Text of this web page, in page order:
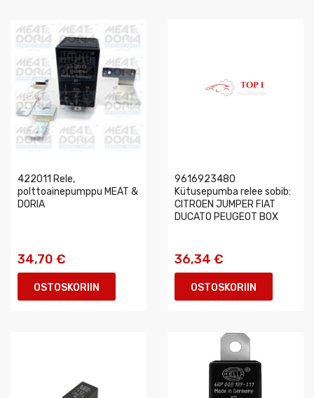
422011 Rele,
polttoainepumppu MEAT &
DORIA
34,70 €
OSTOSKORIIN
9616923480
Kütusepumba relee sobib:
CITROEN JUMPER FIAT
DUCATO PEUGEOT BOX
36,34 €
OSTOSKORIIN